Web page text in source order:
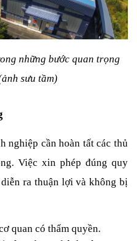
những bước quan trọng
sưu tầm)
nghiệp cần hoàn tất các thủ
Việc xin phép đúng quy
ra thuận lợi và không bị
quan có thẩm quyền.